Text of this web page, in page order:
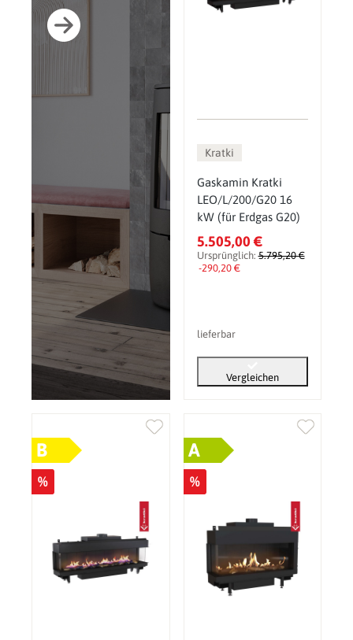
Kratki
Gaskamin Kratki
LEO/L/200/G20 16
kW (für Erdgas G20)
5.505,00 €
Ursprünglich:5.795,20 €
-290,20 €
lieferbar
Vergleichen
B
%
A
%